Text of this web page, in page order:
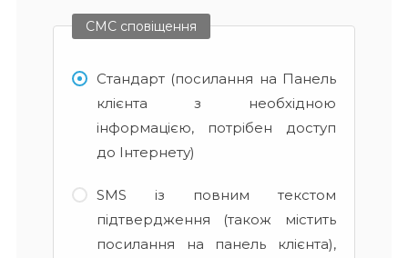
СМС сповіщення
Стандарт (посилання на Панель
клієнта з необхідною
інформацією, потрібен доступ
до Інтернету)
SMS із повним текстом
підтвердження (також містить
посилання на панель клієнта),